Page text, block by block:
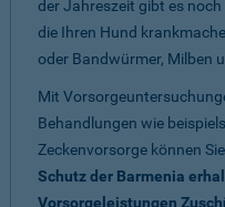
der Jahreszeit gibt es
die Ihren Hund
oder Bandwürmer, Milben
Mit
Behandlungen wie
Zeckenvorsorge können
Schutz der Barmenia
Vorsorgeleistungen